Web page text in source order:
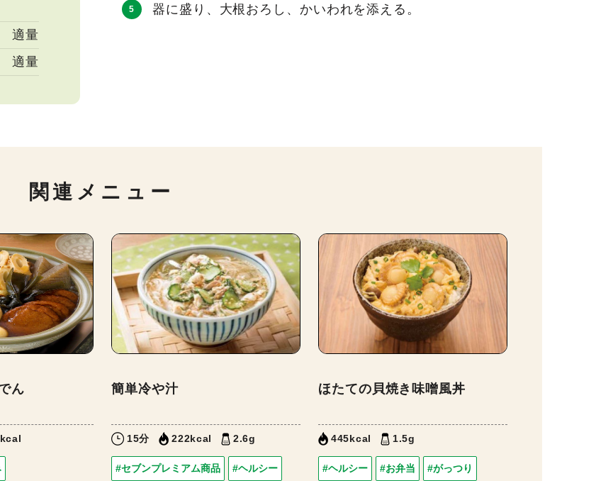
適量
適量
器に盛り、大根おろし、かいわれを添える。
関連メニュー
ん 簡単冷や汁
15分 222kcal 2.6g
#セブンプレミアム商品 #ヘルシー
ほたての貝焼き味噌風丼
445kcal 1.5g
#ヘルシー #お弁当 #がっつり